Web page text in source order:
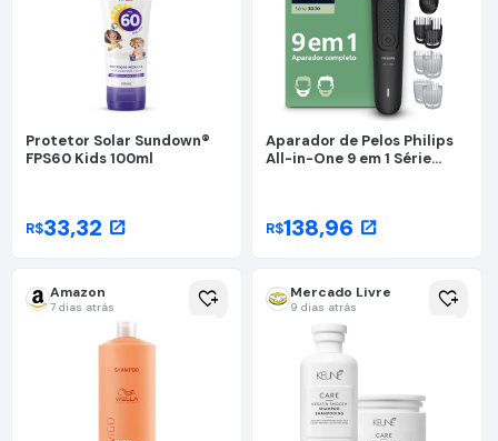
Protetor Solar Sundown®
FPS60 Kids 100ml
R$33,32 open_in_new
Aparador de Pelos Philips
All-in-One 9 em 1 Série
Multigroom | MG3927/15
R$138,96 open_in_new
Amazon
7 dias atrás heart_plus Mercado Livre
9 dias atrás heart_plus